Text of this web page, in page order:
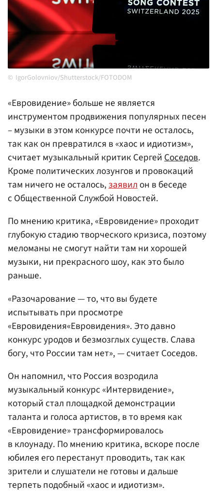
IgorGolovniov/Shutterstock/FOTODOM
«Евровидение» больше не является
инструментом продвижения популярных песен
– музыки в этом конкурсе почти не осталось,
так как он превратился в «хаос и идиотизм»,
считает музыкальный критик СергейСоседов.
Кроме политических лозунгов и провокаций
там ничего не осталось,заявилон в беседе
с Общественной Службой Новостей.
По мнению критика, «Евровидение» проходит
глубокую стадию творческого кризиса, поэтому
меломаны не смогут найти там ни хорошей
музыки, ни прекрасного шоу, как это было
раньше.
«Разочарование — то, что вы будете
испытывать при просмотре
«Евровидения«Евровидения». Это давно
конкурс уродов и безмозглых существ. Слава
богу, что России там нет», — считает Соседов.
Он напомнил, что Россия возродила
музыкальный конкурс «Интервидение»,
который стал площадкой демонстрации
таланта и голоса артистов, в то время как
«Евровидение» трансформировалось
в клоунаду. По мнению критика, вскоре после
юбилея его перестанут проводить, так как
зрители и слушатели не готовы и дальше
терпеть подобный «хаос и идиотизм».